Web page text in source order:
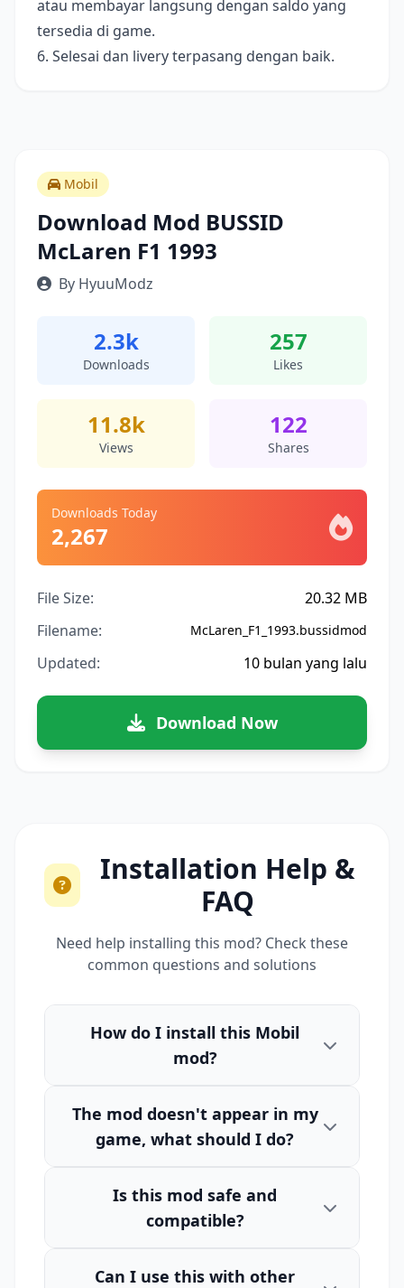
atau membayar langsung dengan saldo yang
tersedia di game.
6. Selesai dan livery terpasang dengan baik.
Mobil
Download Mod BUSSID
McLaren F1 1993
By HyuuModz
2.3k
Downloads
257
Likes
11.8k
Views
122
Shares
Downloads Today
2,267
File Size:
20.32 MB
Filename:
McLaren_F1_1993.bussidmod
Updated: 10 bulan yang lalu
Download Now
Installation Help &
FAQ
Need help installing this mod? Check these
common questions and solutions
How do I install this Mobil
mod?
The mod doesn't appear in my
game, what should I do?
Is this mod safe and
compatible?
Can I use this with other